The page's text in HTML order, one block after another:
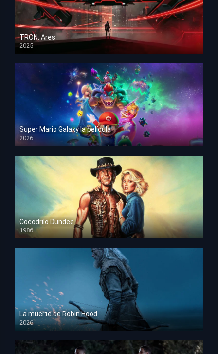
TRON: Ares
2025
HD 1080p
Super Mario Galaxy la película
2026
HD 1080p
Cocodrilo Dundee
1986
HD 1080p
La muerte de Robin Hood
2026
HD 1080p